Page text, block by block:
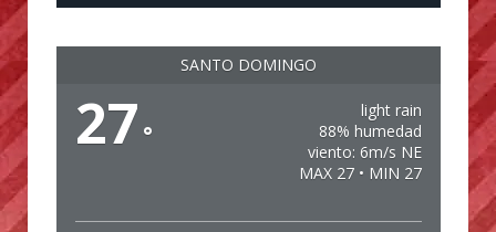
SANTO DOMINGO
27 °
light rain
88% humedad
viento: 6m/s NE
MAX 27 • MIN 27